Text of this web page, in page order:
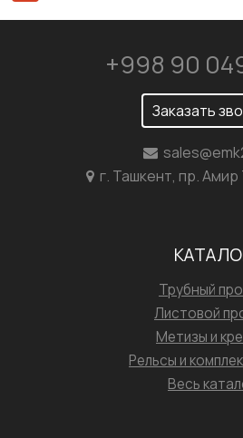
+998 90
Заказать
г. Ташкент, пр.
Трубный
Листовой
Метизы и
Рельсы и
Весь